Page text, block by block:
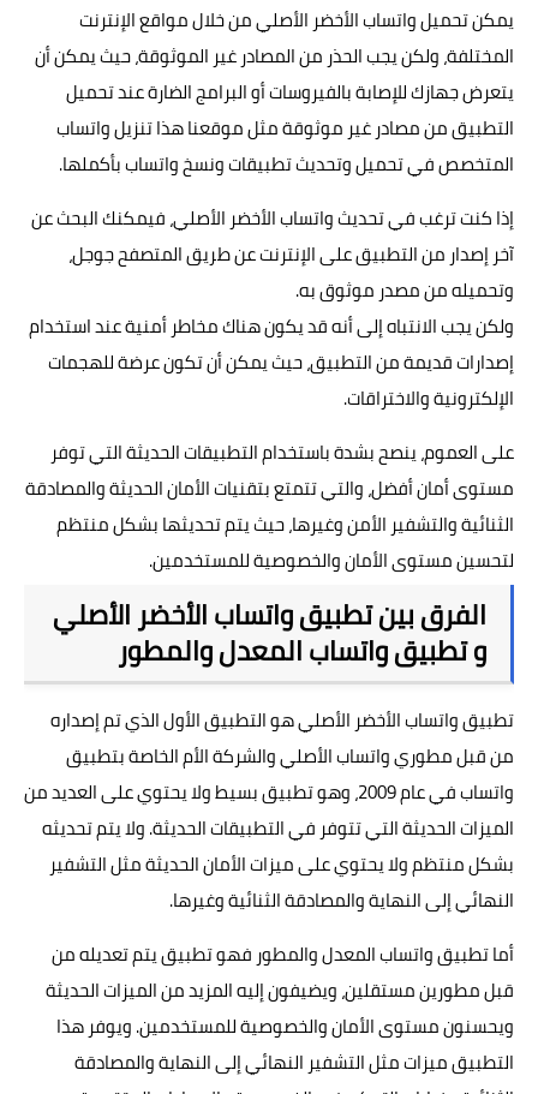
يمكنتحميل واتسابالأخضر الأصلي من خلال مواقع الإنترنت
المختلفة، ولكن يجب الحذر من المصادر غير الموثوقة، حيث يمكن أن
يتعرض جهازك للإصابة بالفيروسات أو البرامج الضارة عند تحميل
التطبيق من مصادر غير موثوقة مثل موقعنا هذا تنزيل واتساب
المتخصص في تحميل وتحديث تطبيقات ونسخ واتساب بأكملها.
إذا كنت ترغب فيتحديث واتساب الأخضر الأصلي، فيمكنك البحث عن
آخر إصدار من التطبيق على الإنترنت عن طريق المتصفح جوجل،
وتحميله من مصدر موثوق به.
ولكن يجب الانتباه إلى أنه قد يكون هناك مخاطر أمنية عند استخدام
إصدارات قديمة من التطبيق، حيث يمكن أن تكون عرضة للهجمات
الإلكترونية والاختراقات.
على العموم، ينصح بشدة باستخدام التطبيقات الحديثة التي توفر
مستوى أمان أفضل، والتي تتمتع بتقنيات الأمان الحديثة والمصادقة
الثنائية والتشفير الأمن وغيرها، حيث يتم تحديثها بشكل منتظم
لتحسين مستوى الأمان والخصوصية للمستخدمين.
الفرق بين تطبيق واتساب الأخضر الأصلي
و تطبيق واتساب المعدل والمطور
تطبيق واتساب الأخضر الأصلي هو التطبيق الأول الذي تم إصداره
من قبل مطوري واتساب الأصلي والشركة الأم الخاصة بتطبيق
واتساب في عام 2009، وهو تطبيق بسيط ولا يحتوي على العديد من
الميزات الحديثة التي تتوفر في التطبيقات الحديثة. ولا يتم تحديثه
بشكل منتظم ولا يحتوي على ميزات الأمان الحديثة مثل التشفير
النهائي إلى النهاية والمصادقة الثنائية وغيرها.
أما تطبيق واتساب المعدل والمطور فهو تطبيق يتم تعديله من
قبل مطورين مستقلين، ويضيفون إليه المزيد من الميزات الحديثة
ويحسنون مستوى الأمان والخصوصية للمستخدمين. ويوفر هذا
التطبيق ميزات مثل التشفير النهائي إلى النهاية والمصادقة